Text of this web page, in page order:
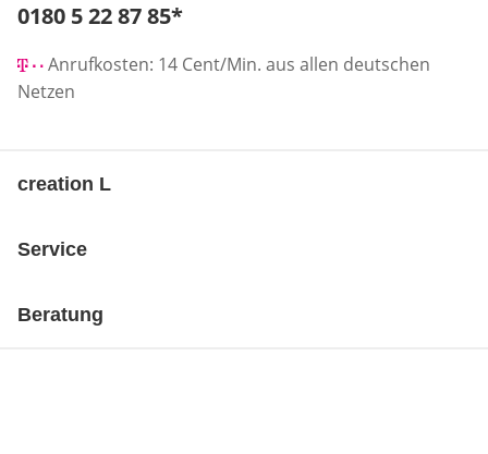
Telefonnummer:
0180 5 22 87 85*
Anrufkosten: 14 Cent/Min. aus allen deutschen
Netzen
creation L
Service
Beratung